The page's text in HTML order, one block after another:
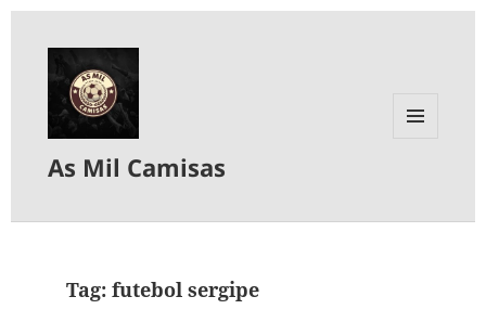
As Mil Camisas
Tag:futebol sergipe